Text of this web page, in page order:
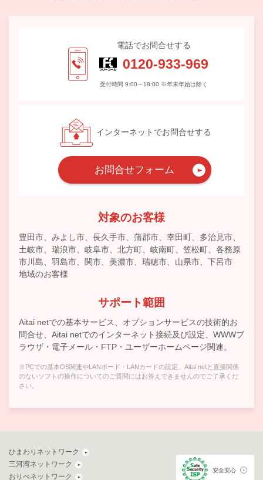
電話でお問合せする
0120-933-969
受付時間 9:00～18:00 ※年末年始は除く
インターネットでお問合せする
お問合せフォーム
対象のお客様
豊田市、みよし市、長久手市、蒲郡市、幸田町、多治見市、
土岐市、瑞浪市、岐阜市、北方町、岐南町、笠松町、各務原
市川島、羽島市、関市、美濃市、瑞穂市、山県市、下呂市
地域のお客様
サポート範囲
Aitai netでの基本サービス、オプションサービスの技術的お
問合せ、Aitai netでのインターネット接続及び設定、WWWブ
ラウザ・電子メール・FTP・ユーザーホームページ関連。
※PCでの基本OS関連やLANボード・LANカードの設定、Aitai netと直接関係
のないソフトの操作についてのご質問にはお答えできませんのでご了承くだ
さい。
ひまわりネットワーク
三河湾ネットワーク
おりべネットワーク
安全安心